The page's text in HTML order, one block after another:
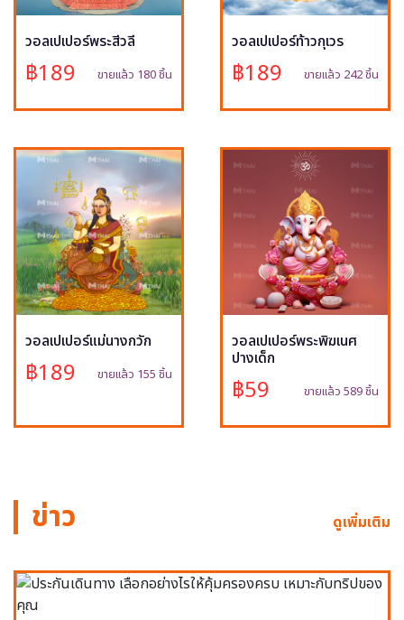
วอลเปเปอร์พระสีวลี
฿189 ขายแล้ว 180 ชิ้น
วอลเปเปอร์ท้าวกุเวร
฿189 ขายแล้ว 242 ชิ้น
วอลเปเปอร์แม่นางกวัก
฿189 ขายแล้ว 155 ชิ้น
วอลเปเปอร์พระพิฆเนศ
ปางเด็ก
฿59 ขายแล้ว 589 ชิ้น
ข่าว ดูเพิ่มเติม